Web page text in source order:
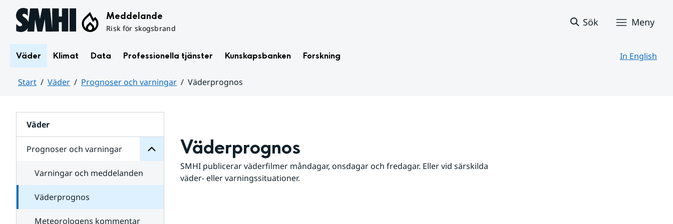
Hoppa till sidans innehåll Meddelande
Risk för skogsbrand
Sök Meny
Väder Klimat Data Professionella tjänster Kunskapsbanken Forskning In English
Start Väder Prognoser och varningar
Väderprognos
Väder
Prognoser och varningar
för
varningar
Varningar och meddelanden
Väderprognos
Meteorologens kommentar
Väderprognos
SMHI publicerar väderfilmer måndagar, onsdagar och fredagar. Eller vid särskilda
väder- eller varningssituationer.